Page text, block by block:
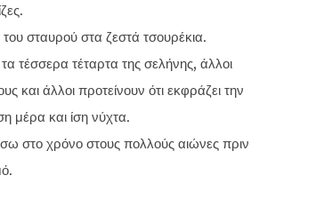
σταυρού στα ζεστά τσουρέκια.
τέσσερα τέταρτα της σελήνης, άλλοι
και άλλοι προτείνουν ότι εκφράζει την
μέρα και ίση νύχτα.
στο χρόνο στους πολλούς αιώνες πριν